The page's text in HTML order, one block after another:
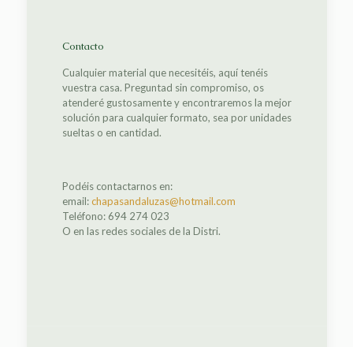
Contacto
Cualquier material que necesitéis, aquí tenéis
vuestra casa. Preguntad sin compromiso, os
atenderé gustosamente y encontraremos la mejor
solución para cualquier formato, sea por unidades
sueltas o en cantidad.
Podéis contactarnos en:
email:chapasandaluzas@hotmail.com
Teléfono: 694 274 023
O en las redes sociales de la Distri.